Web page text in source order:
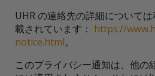
UHR の連絡先の詳細について
載されています： https://
notice.html。
このプライバシー通知は、他の